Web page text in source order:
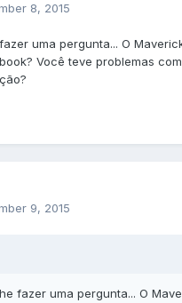
8, 2015
uma pergunta... O
Você teve problemas
9, 2015
fazer uma pergunta... O